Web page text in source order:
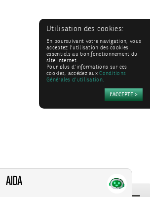
Utilisation des cookies:
En poursuivant votre navigation, vous
acceptez l’utilisation des cookies
essentiels au bon fonctionnement du
site internet.
Pour plus d’informations sur ces
cookies, accédez auxConditions
Générales d’utilisation.
AIDA